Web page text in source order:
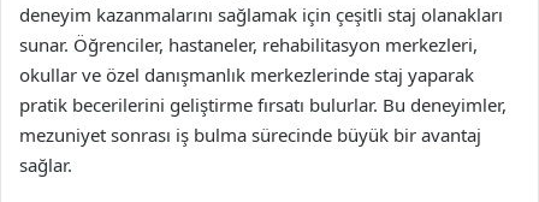
deneyim kazanmalarını sağlamak için çeşitli staj olanakları
sunar. Öğrenciler, hastaneler, rehabilitasyon merkezleri,
okullar ve özel danışmanlık merkezlerinde staj yaparak
pratik becerilerini geliştirme fırsatı bulurlar. Bu deneyimler,
mezuniyet sonrası iş bulma sürecinde büyük bir avantaj
sağlar.